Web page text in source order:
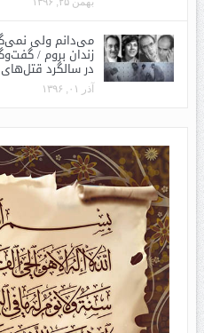
می‌دانم ولی
زندان بروم /
در سالگرد قتل‌های
آذر ۰۱, ۱۳۹۶